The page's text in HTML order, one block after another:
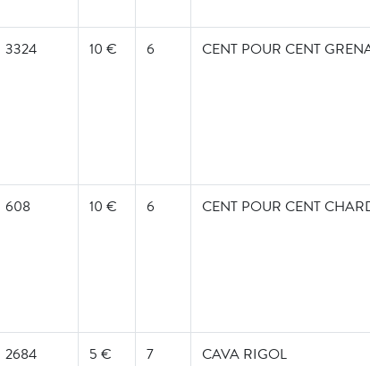
3324 10 € 6 CENT POUR CENT
608 10 € 6 CENT POUR CENT
2684 5 € 7 CAVA RIGOL